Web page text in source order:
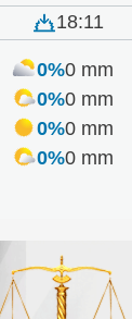
18:11
0%0 mm
0%0 mm
0%0 mm
0%0 mm